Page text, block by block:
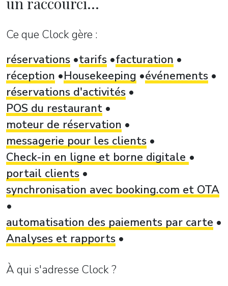
Ce que Clock gère :
réservations tarifs facturation
réception
Housekeeping
événements
réservations d'activités
POS du restaurant
moteur de réservation
messagerie pour les clients
Check-in en ligne et borne digitale
portail clients
synchronisation avec booking.com et OTA
automatisation des paiements par carte
Analyses et rapports
À qui s'adresse Clock ?